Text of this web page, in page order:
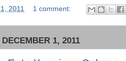
2011 1 comment:
DECEMBER 1, 2011